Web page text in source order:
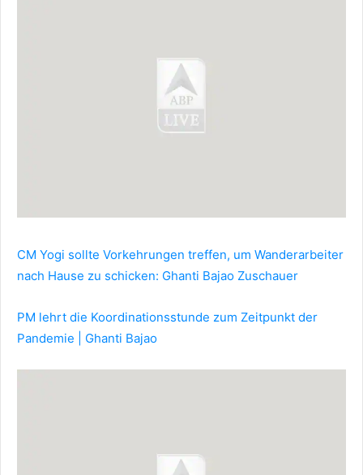
CM Yogi sollte Vorkehrungen treffen, um Wanderarbeiter
nach Hause zu schicken: Ghanti Bajao Zuschauer
PM lehrt die Koordinationsstunde zum Zeitpunkt der
Pandemie | Ghanti Bajao